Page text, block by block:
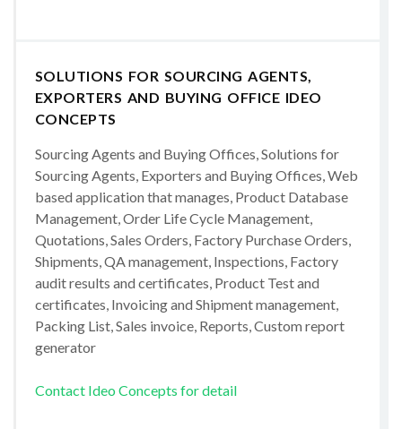
SOLUTIONS FOR SOURCING AGENTS,
EXPORTERS AND BUYING OFFICE IDEO
CONCEPTS
Sourcing Agents and Buying Offices, Solutions for
Sourcing Agents, Exporters and Buying Offices, Web
based application that manages, Product Database
Management, Order Life Cycle Management,
Quotations, Sales Orders, Factory Purchase Orders,
Shipments, QA management, Inspections, Factory
audit results and certificates, Product Test and
certificates, Invoicing and Shipment management,
Packing List, Sales invoice, Reports, Custom report
generator
Contact Ideo Concepts for detail